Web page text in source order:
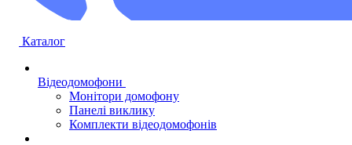
Каталог
Відеодомофони
Монітори домофону
Панелі виклику
Комплекти відеодомофонів